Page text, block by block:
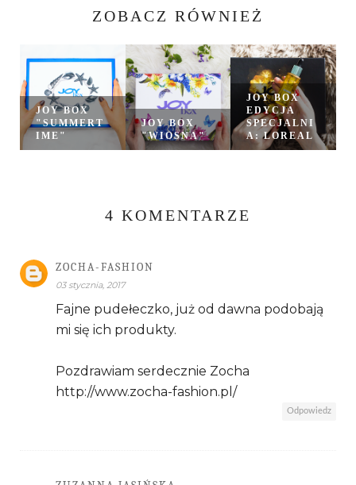
ZOBACZ RÓWNIEŻ
JOY BOX
"SUMMERT
IME"
JOY BOX
"WIOSNA"
JOY BOX
EDYCJA
SPECJALNI
A: LOREAL
4 KOMENTARZE
ZOCHA-FASHION
03 stycznia, 2017
Fajne pudełeczko, już od dawna podobają
mi się ich produkty.
Pozdrawiam serdecznie Zocha
http://www.zocha-fashion.pl/
Odpowiedz